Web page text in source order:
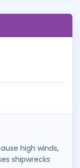
high winds,
shipwrecks